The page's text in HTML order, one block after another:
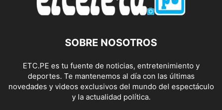
SOBRE NOSOTROS
ETC.PE es tu fuente de noticias, entretenimiento y
deportes. Te mantenemos al día con las últimas
novedades y videos exclusivos del mundo del espectáculo
y la actualidad política.